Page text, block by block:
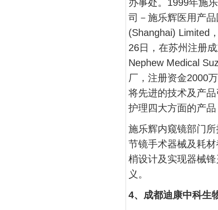
办事处。1999年施
司－施乐辉医用产
(Shanghai) Limited
26日，在苏州注册
Nephew Medical
厂，注册资金2000
将先进的技术及产
护理四大方面的产
施乐辉内窥镜部门
节镜手术器械及耗
梢设计及实现器械
义。
4、成都迪康中科生